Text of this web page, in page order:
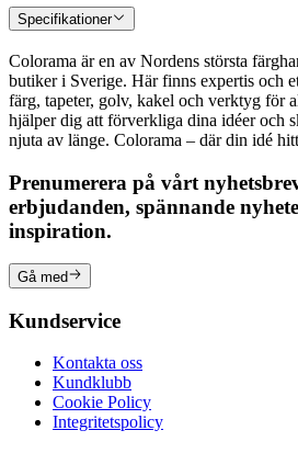
Specifikationer
Colorama är en av Nordens största
butiker i Sverige. Här finns expertis och
färg, tapeter, golv, kakel och verktyg för
hjälper dig att förverkliga dina idéer och
njuta av länge. Colorama – där din idé
Prenumerera på vårt
erbjudanden, spännande
inspiration.
Gå med
Kundservice
Kontakta oss
Kundklubb
Cookie Policy
Integritetspolicy